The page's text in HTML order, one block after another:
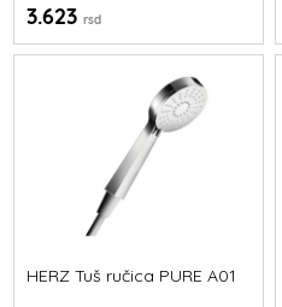
3.623rsd
HERZ Tuš ručica PURE A01